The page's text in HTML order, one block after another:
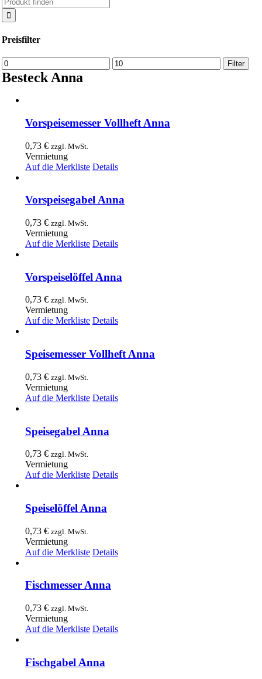
nach:
Preisfilter
Min.
Preis
Max.
Preis
Filter
Besteck Anna
Vorspeisemesser Vollheft Anna
0,73 € zzgl. MwSt.
Vermietung
Auf die Merkliste Details
Vorspeisegabel Anna
0,73 € zzgl. MwSt.
Vermietung
Auf die Merkliste Details
Vorspeiselöffel Anna
0,73 € zzgl. MwSt.
Vermietung
Auf die Merkliste Details
Speisemesser Vollheft Anna
0,73 € zzgl. MwSt.
Vermietung
Auf die Merkliste Details
Speisegabel Anna
0,73 € zzgl. MwSt.
Vermietung
Auf die Merkliste Details
Speiselöffel Anna
0,73 € zzgl. MwSt.
Vermietung
Auf die Merkliste Details
Fischmesser Anna
0,73 € zzgl. MwSt.
Vermietung
Auf die Merkliste Details
Fischgabel Anna